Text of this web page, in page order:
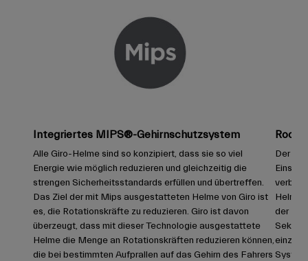
Integriertes MIPS®-Gehirnschutzsystem
Alle Giro-Helme sind so konzipiert, dass sie so viel
Energie wie möglich reduzieren und gleichzeitig die
strengen Sicherheitsstandards erfüllen und übertreffen.
Das Ziel der mit Mips ausgestatteten Helme von Giro ist
es, die Rotationskräfte zu reduzieren. Giro ist davon
überzeugt, dass mit dieser Technologie ausgestattete
Helme die Menge an Rotationskräften reduzieren können,
die bei bestimmten Aufprallen auf das Gehirn des Fahrers
Roc
Der
der